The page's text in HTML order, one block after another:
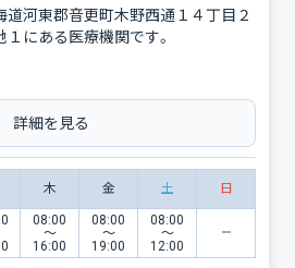
道河東郡音更町木野西通１４丁目２
１にある医療機関です。
詳細を見る
木 金 土 日
08:00
〜
16:00
08:00
〜
19:00
08:00
〜
12:00